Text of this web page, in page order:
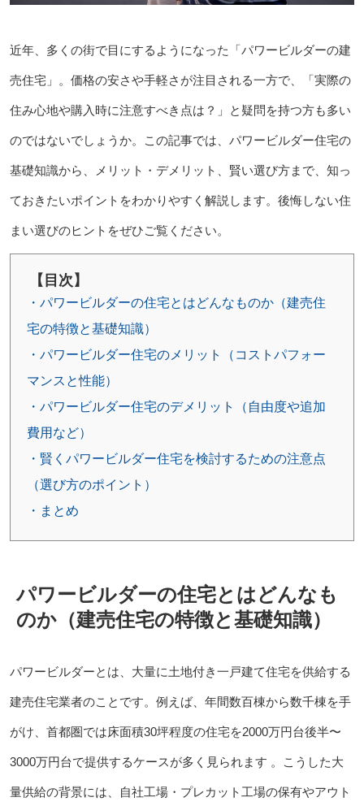
近年、多くの街で目にするようになった「パワービルダーの建
売住宅」。価格の安さや手軽さが注目される一方で、「実際の
住み心地や購入時に注意すべき点は？」と疑問を持つ方も多い
のではないでしょうか。この記事では、パワービルダー住宅の
基礎知識から、メリット・デメリット、賢い選び方まで、知っ
ておきたいポイントをわかりやすく解説します。後悔しない住
まい選びのヒントをぜひご覧ください。
【目次】
・パワービルダーの住宅とはどんなものか（建売住
宅の特徴と基礎知識）
・パワービルダー住宅のメリット（コストパフォー
マンスと性能）
・パワービルダー住宅のデメリット（自由度や追加
費用など）
・賢くパワービルダー住宅を検討するための注意点
（選び方のポイント）
・まとめ
パワービルダーの住宅とはどんなも
のか（建売住宅の特徴と基礎知識）
パワービルダーとは、大量に土地付き一戸建て住宅を供給する
建売住宅業者のことです。例えば、年間数百棟から数千棟を手
がけ、首都圏では床面積30坪程度の住宅を2000万円台後半〜
3000万円台で提供するケースが多く見られます 。こうした大
量供給の背景には、自社工場・プレカット工場の保有やアウト